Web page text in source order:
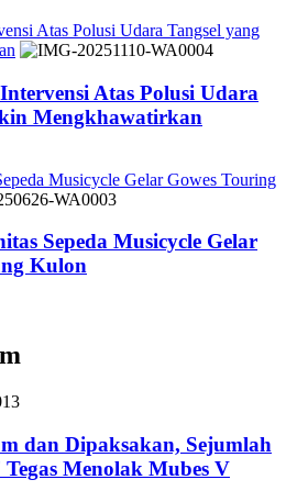
Atas Polusi Udara Tangsel yang
Atas Polusi Udara
Mengkhawatirkan
Musicycle Gelar Gowes Touring
Sepeda Musicycle Gelar
Kulon
dan Dipaksakan, Sejumlah
Menolak Mubes V